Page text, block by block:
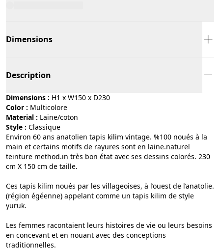
Dimensions
Description
Dimensions : H1 x W150 x D230
Color :
multicolore
Material :
laine/coton
Style :
classique
Environ 60 ans anatolien tapis kilim vintage. %100 noués à la
main et certains motifs de rayures sont en laine.naturel
teinture method.in très bon état avec ses dessins colorés. 230
cm X 150 cm de taille.
Ces tapis kilim noués par les villageoises, à l’ouest de l’anatolie.
(région égéenne) appelant comme un tapis kilim de style
yuruk.
Les femmes racontaient leurs histoires de vie ou leurs besoins
en concevant et en nouant avec des conceptions
traditionnelles.